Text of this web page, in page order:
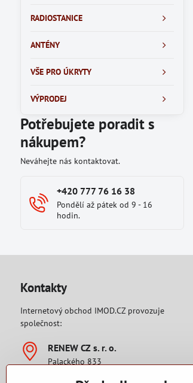
RADIOSTANICE
ANTÉNY
VŠE PRO ÚKRYTY
VÝPRODEJ
Potřebujete poradit s
nákupem?
Neváhejte nás kontaktovat.
+420 777 76 16 38
Pondělí až pátek od 9 - 16
hodin.
Kontakty
Internetový obchod IMOD.CZ provozuje
společnost:
RENEW CZ s​. r​. o​.
Palackého 833